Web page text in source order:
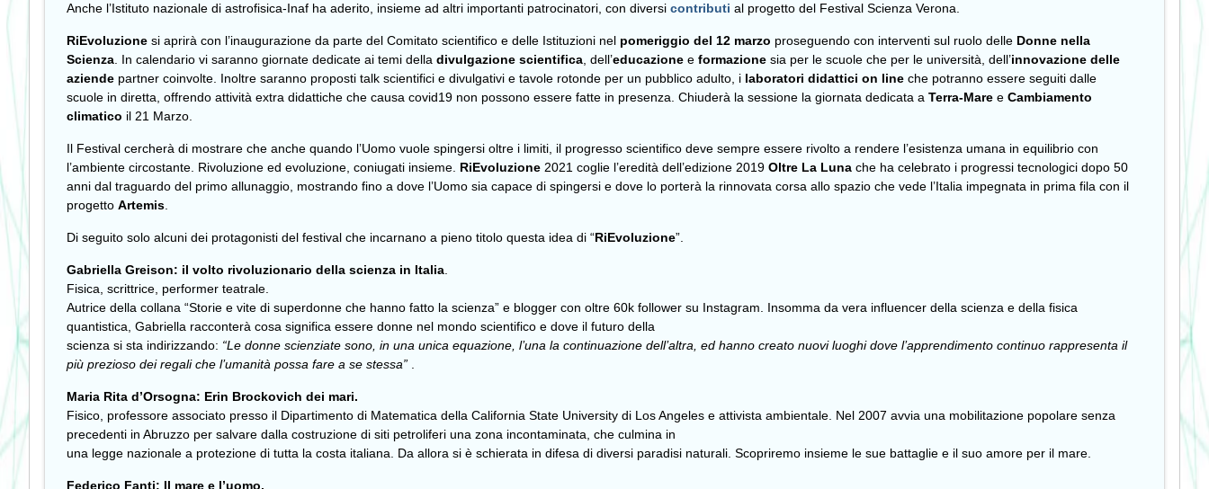
Anche l’Istituto nazionale di astrofisica-Inaf ha aderito, insieme ad altri importanti patrocinatori, con diversi contributi al progetto del Festival Scienza Verona.
RiEvoluzione si aprirà con l’inaugurazione da parte del Comitato scientifico e delle Istituzioni nel pomeriggio del 12 marzo proseguendo con interventi sul ruolo delle Donne nella
Scienza . In calendario vi saranno giornate dedicate ai temi della divulgazione scientifica , dell’educazione e formazione sia per le scuole che per le università, dell’innovazione delle
aziende partner coinvolte. Inoltre saranno proposti talk scientifici e divulgativi e tavole rotonde per un pubblico adulto, i laboratori didattici on line che potranno essere seguiti dalle
scuole in diretta, offrendo attività extra didattiche che causa covid19 non possono essere fatte in presenza. Chiuderà la sessione la giornata dedicata a Terra-Mare e Cambiamento
climatico il 21 Marzo.
Il Festival cercherà di mostrare che anche quando l’Uomo vuole spingersi oltre i limiti, il progresso scientifico deve sempre essere rivolto a rendere l’esistenza umana in equilibrio con
l’ambiente circostante. Rivoluzione ed evoluzione, coniugati insieme. RiEvoluzione 2021 coglie l’eredità dell’edizione 2019 Oltre La Luna che ha celebrato i progressi tecnologici dopo 50
anni dal traguardo del primo allunaggio, mostrando fino a dove l’Uomo sia capace di spingersi e dove lo porterà la rinnovata corsa allo spazio che vede l’Italia impegnata in prima fila con il
progetto Artemis
Di seguito solo alcuni dei protagonisti del festival che incarnano a pieno titolo questa idea di “RiEvoluzione”.
Gabriella Greison: il volto rivoluzionario della scienza in Italia
Fisica, scrittrice, performer teatrale.
Autrice della collana “Storie e vite di superdonne che hanno fatto la scienza” e blogger con oltre 60k follower su Instagram. Insomma da vera influencer della scienza e della fisica
quantistica, Gabriella racconterà cosa significa essere donne nel mondo scientifico e dove il futuro della
scienza si sta indirizzando: “Le donne scienziate sono, in una unica equazione, l’una la continuazione dell’altra, ed hanno creato nuovi luoghi dove l’apprendimento continuo rappresenta il
più prezioso dei regali che l’umanità possa fare a se stessa”
Maria Rita d’Orsogna: Erin Brockovich dei mari.
Fisico, professore associato presso il Dipartimento di Matematica della California State University di Los Angeles e attivista ambientale. Nel 2007 avvia una mobilitazione popolare senza
precedenti in Abruzzo per salvare dalla costruzione di siti petroliferi una zona incontaminata, che culmina in
una legge nazionale a protezione di tutta la costa italiana. Da allora si è schierata in difesa di diversi paradisi naturali. Scopriremo insieme le sue battaglie e il suo amore per il mare.
Federico Fanti: Il mare e l’uomo.